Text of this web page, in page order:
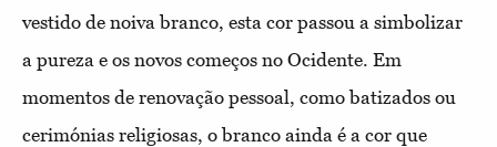
vestido de noiva branco, esta cor passou a simbolizar
a pureza e os novos começos no Ocidente. Em
momentos de renovação pessoal, como batizados ou
cerimónias religiosas, o branco ainda é a cor que